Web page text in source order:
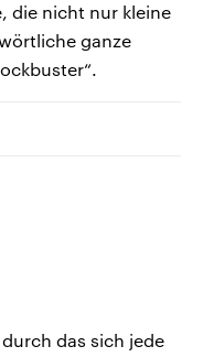
die nicht nur kleine
ganze
das sich jede